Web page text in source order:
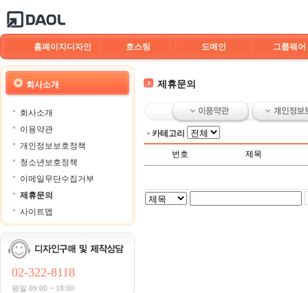
홈페이지디자인 호스팅 도메인 그룹웨어
회사소개
회사소개
이용약관
개인정보보호정책
청소년보호정책
이메일무단수집거부
제휴문의
사이트맵
02-322-8118
평일 09:00 ~ 18:00
제휴문의
카테고리
번호 제목